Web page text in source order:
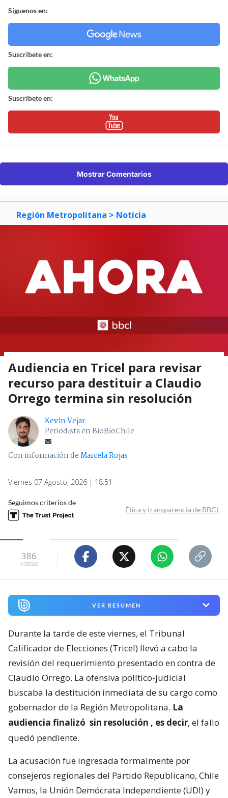
Síguenos en:
Suscríbete en:
Suscríbete en:
Mostrar Comentarios
Región Metropolitana > Noticia
Audiencia en Tricel para revisar
recurso para destituir a Claudio
Orrego termina sin resolución
Kevin Vejar
Periodista en BioBioChile
Con información deMarcela Rojas
Viernes 07 Agosto, 2026 | 18:51
Seguimos criterios de
Ética y transparencia de BBCL
386
visitas
VER RESUMEN
Durante la tarde de este viernes, el Tribunal
Calificador de Elecciones (Tricel) llevó a cabo la
revisión del requerimiento presentado en contra de
Claudio Orrego. La ofensiva político-judicial
buscaba la destitución inmediata de su cargo como
gobernador de la Región Metropolitana. La
audiencia finalizó sin resolución , es decir, el fallo
quedó pendiente.
La acusación fue ingresada formalmente por
consejeros regionales del Partido Republicano, Chile
Vamos, la Unión Demócrata Independiente (UDI) y